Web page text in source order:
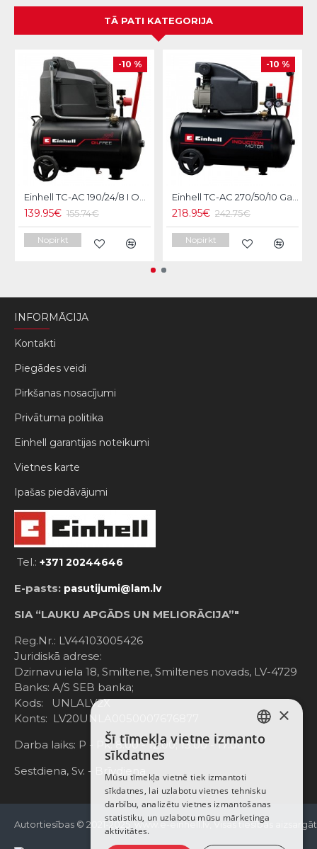
TĀ PATI KATEGORIJA
-10 %
Einhell TC-AC 190/24/8 I OF Gaisa kompresors
139.95€ 155.74€
Nopirkt
-10 %
Einhell TC-AC 270/50/10 Gaisa kompresors
218.95€ 242.75€
Nopirkt
INFORMĀCIJA
Kontakti
Piegādes veidi
Pirkšanas nosacījumi
Privātuma politika
Einhell garantijas noteikumi
Vietnes karte
Ipašas piedāvājumi
Tel.: +371 20244646
E-pasts: pasutijumi@lam.lv
SIA “LAUKU APGĀDS UN MELIORĀCIJA”"
Reg.Nr.: LV44103005426
Juridiskā adrese:
Dzirnavu iela 18, Smiltene, Smiltenes novads, LV-4729
Banks: A/S SEB banka;
Kods: UNLALV2X
Konts: LV20UNLA0050007676877
Darba laiks: P - Pk. 8:00 - 12:00; 13:00 - 17:00
Sestdiena, Sv. - Brīvdiena
Autortiesības © 2021-2025, www.e-einhell.lv, Visas tiesības
LATVIAN
ENGLISH
×
Šī tīmekļa vietne izmanto
sīkdatnes
Mūsu tīmekļa vietnē tiek izmantoti
sīkdatnes, lai uzlabotu vietnes tehnisku
darbību, analizētu vietnes izmantošanas
statistiku, un uzlabotu mūsu mārketinga
aktivitātes.